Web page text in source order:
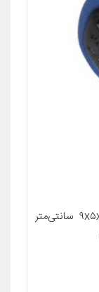
معرفی محصول جزئیات محصول ابعاد ۹x۵x۵ سانتی‌متر